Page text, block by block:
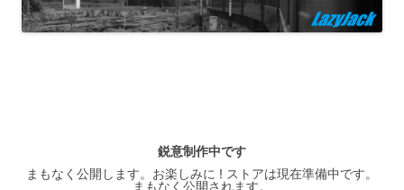
プ
鋭意制作中です
まもなく公開します。お楽しみに ! ストアは現在準備中です。
まもなく公開されます。